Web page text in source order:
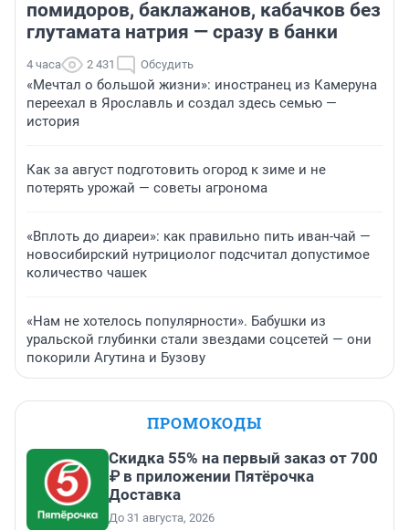
помидоров, баклажанов, кабачков без
глутамата натрия — сразу в банки
4 часа 2 431 Обсудить
«Мечтал о большой жизни»: иностранец из Камеруна
переехал в Ярославль и создал здесь семью —
история
Как за август подготовить огород к зиме и не
потерять урожай — советы агронома
«Вплоть до диареи»: как правильно пить иван-чай —
новосибирский нутрициолог подсчитал допустимое
количество чашек
«Нам не хотелось популярности». Бабушки из
уральской глубинки стали звездами соцсетей — они
покорили Агутина и Бузову
ПРОМОКОДЫ
Скидка 55% на первый заказ от 700
₽ в приложении Пятёрочка
Доставка
До 31 августа, 2026